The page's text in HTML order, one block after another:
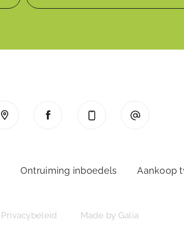
Ontruiming inboedels Aankoop
Privacybeleid Made by Galia